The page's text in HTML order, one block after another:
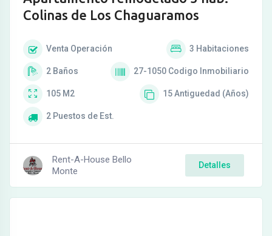
Colinas de Los Chaguaramos
Venta Operación 3 Habitaciones
2 Baños 27-1050 Codigo Inmobiliario
105 M2 15Antiguedad (Años)
2 Puestos de Est.
Rent-A-House Bello
Monte
Detalles